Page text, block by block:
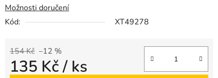
Možnosti doručení
Kód:
XT49278
154 Kč –12 %
135 Kč/ ks